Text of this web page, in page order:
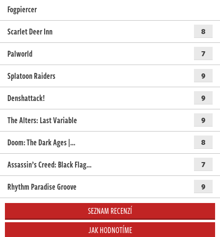
Fogpiercer
Scarlet Deer Inn
8
Palworld 7
Splatoon Raiders 9
Denshattack! 9
The Alters: Last Variable 9
Doom: The Dark Ages |… 8
Assassin’s Creed: Black Flag… 7
Rhythm Paradise Groove 9
SEZNAM RECENZÍ
JAK HODNOTÍME